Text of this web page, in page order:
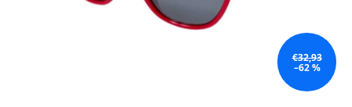
€32,93
–62 %